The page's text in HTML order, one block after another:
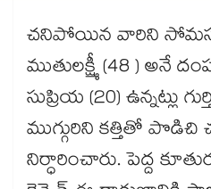
చనిపోయిన వారిని
ముతులక్ష్మీ (48 ) అనే
సుప్రియ (20) ఉన్నట్లు
ముగ్గురిని కత్తితో పొడిచి
నిర్ధారించారు. పెద్ద